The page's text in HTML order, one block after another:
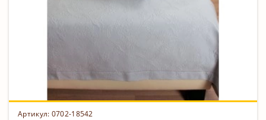
Артикул: 0702-18542